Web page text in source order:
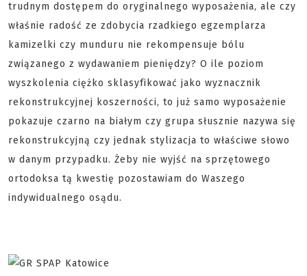
trudnym dostępem do oryginalnego wyposażenia, ale czy
właśnie radość ze zdobycia rzadkiego egzemplarza
kamizelki czy munduru nie rekompensuje bólu
związanego z wydawaniem pieniędzy? O ile poziom
wyszkolenia ciężko sklasyfikować jako wyznacznik
rekonstrukcyjnej koszerności, to już samo wyposażenie
pokazuje czarno na białym czy grupa słusznie nazywa się
rekonstrukcyjną czy jednak stylizacja to właściwe słowo
w danym przypadku. Żeby nie wyjść na sprzętowego
ortodoksa tą kwestię pozostawiam do Waszego
indywidualnego osądu.